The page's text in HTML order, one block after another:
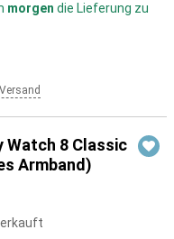
morgen die Lieferung zu
Watch 8 Classic
Armband)